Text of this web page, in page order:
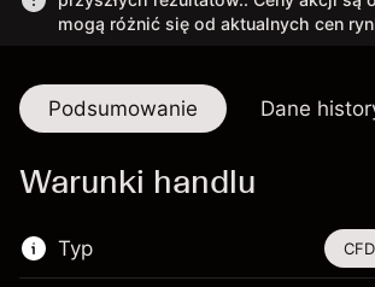
mogą różnić się od aktualnych cen
Podsumowanie Dane
Warunki handlu
Typ CFD